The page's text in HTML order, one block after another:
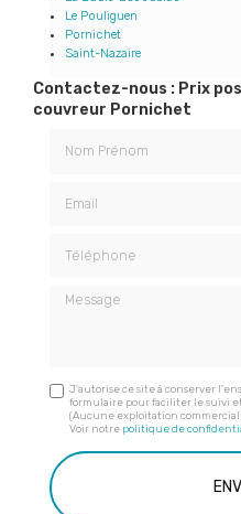
Le Pouliguen
Pornichet
Saint-Nazaire
Contactez-nous : Prix
couvreur Pornichet
Message
J'autorise ce site à conserver
formulaire pour faciliter le suivi
(Aucune exploitation
Voir notre politique de